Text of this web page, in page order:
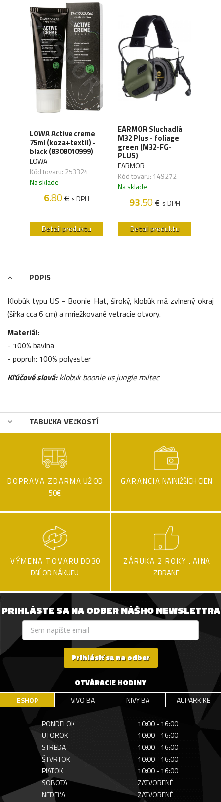
LOWA Active creme
75ml (koza+textil) -
black (8308010999)
LOWA
Kód tovaru: 253324
Na sklade
6.80€ s DPH
Detail produktu
EARMOR Sluchadlá
M32 Plus - foliage
green (M32-FG-
PLUS)
EARMOR
Kód tovaru: 149272
Na sklade
93.50€ s DPH
Detail produktu
POPIS
Klobúk typu US - Boonie Hat, široký, klobúk má zvlnený okraj
(šírka cca 6 cm) a mriežkované vetracie otvory.
Materiál:
- 100% bavlna
- popruh: 100% polyester
Kľúčové slová:klobuk boonie us jungle miltec
TABUĽKA VEĽKOSTÍ
DOPRAVA ZDARMA UŽ OD
50€
GARANCIA NAJNIŽŠÍCH CIEN
VÝMENA TOVARU DO 30
DNÍ OD NÁKUPU
ZÁRUKA 2 ROKY . AJ NA
ZBRANE
PRIHLÁSTE SA NA ODBER NÁŠHO NEWSLETTRA
Prihlásiť sa na odber
OTVÁRACIE HODINY
ESHOP VIVO BA NIVY BA AUPARK KE
PONDELOK
10:00 - 16:00
UTOROK
10:00 - 16:00
STREDA
10:00 - 16:00
ŠTVRTOK
10:00 - 16:00
PIATOK
10:00 - 16:00
SOBOTA
ZATVORENÉ
NEDEĽA
ZATVORENÉ